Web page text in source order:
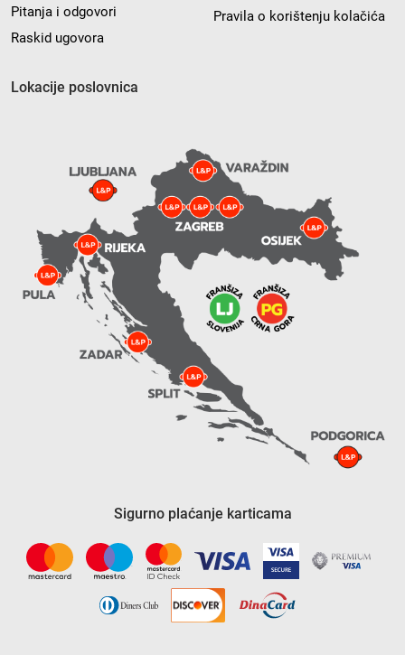
Pitanja i odgovori
Raskid ugovora
Pravila o korištenju kolačića
Lokacije poslovnica
Sigurno plaćanje karticama